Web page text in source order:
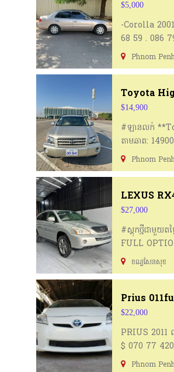
$5,000
-Corolla
68 59 . 086
Phnom
Toyota
$14,900
#ឡានលក់
តាមឆាត:
ជាមួយរថយន្តរ
010226080/
Phnom
LEXUS
$27,000
#ស្តុកថ្មីជាមួយ
FULL
ខែ ✨ ការថែម
កម្រាលជើង
👉 ការសិក្សារដ
ទំនាក់ទនង ៖
ទីតាំង ៖ ផ្សារឡ
ខណ្ធសែនសុខ
Prius
$22,000
PRIUS 2011
$ 070 77
Phnom